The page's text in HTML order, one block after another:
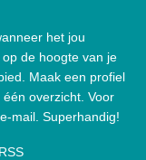
het jou
de hoogte van je
Maak een profiel
overzicht. Voor
mail. Superhandig!
RSS